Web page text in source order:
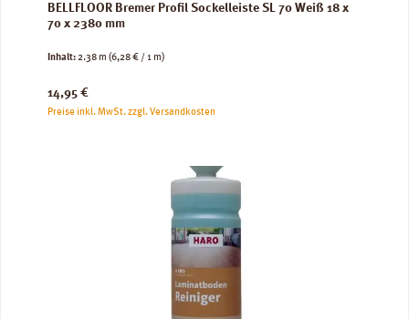
BELLFLOOR Bremer Profil Sockelleiste SL 70 Weiß 18 x
70 x 2380 mm
Inhalt:2.38 m (6,28 € / 1 m)
Regulärer Preis:
14,95 €
Preise inkl. MwSt. zzgl. Versandkosten